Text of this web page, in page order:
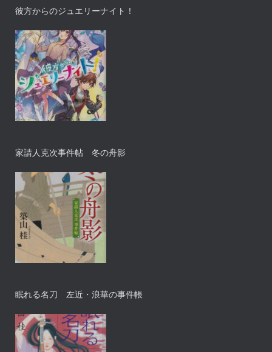
彼方からのジュエリーナイト！
家請人克次事件帖 冬の舟影
眠れる名刀 左近・浪華の事件帳